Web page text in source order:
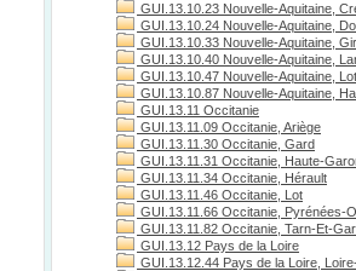
GUI.13.10.23 Nouvelle-Aquitaine,
GUI.13.10.24 Nouvelle-Aquitaine,
GUI.13.10.33 Nouvelle-Aquitaine,
GUI.13.10.40 Nouvelle-Aquitaine,
GUI.13.10.47 Nouvelle-Aquitaine,
GUI.13.10.87 Nouvelle-Aquitaine,
GUI.13.11 Occitanie
GUI.13.11.09 Occitanie, Ariège
GUI.13.11.30 Occitanie, Gard
GUI.13.11.31 Occitanie, Haute-
GUI.13.11.34 Occitanie, Hérault
GUI.13.11.46 Occitanie, Lot
GUI.13.11.66 Occitanie, Pyrénées-
GUI.13.11.82 Occitanie, Tarn-Et-
GUI.13.12 Pays de la Loire
GUI.13.12.44 Pays de la Loire,